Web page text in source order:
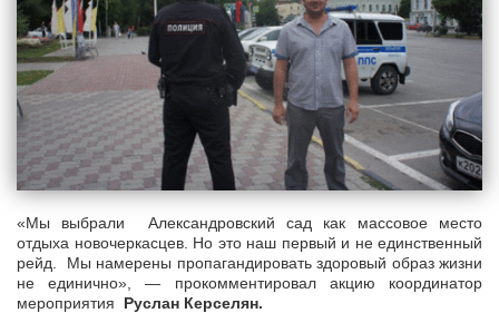
«Мы выбрали Александровский сад как массовое место
отдыха новочеркасцев. Но это наш первый и не единственный
рейд. Мы намерены пропагандировать здоровый образ жизни
не единично», — прокомментировал акцию координатор
мероприятия Руслан Керселян.